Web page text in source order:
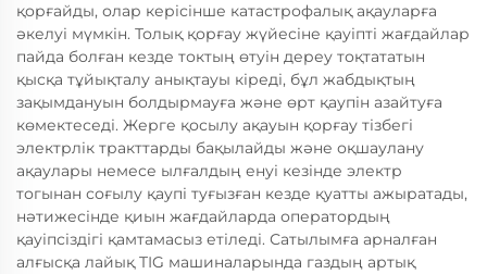
қорғайды, олар керісінше катастрофалық ақауларға
әкелуі мүмкін. Толық қорғау жүйесіне қауіпті жағдайлар
пайда болған кезде токтың өтуін дереу тоқтататын
қысқа тұйықталу анықтауы кіреді, бұл жабдықтың
зақымдануын болдырмауға және өрт қаупін азайтуға
көмектеседі. Жерге қосылу ақауын қорғау тізбегі
электрлік тракттарды бақылайды және оқшаулану
ақаулары немесе ылғалдың енуі кезінде электр
тогынан соғылу қаупі туғызған кезде қуатты ажыратады,
нәтижесінде қиын жағдайларда оператордың
қауіпсіздігі қамтамасыз етіледі. Сатылымға арналған
алғысқа лайық TIG машиналарында газдың артық